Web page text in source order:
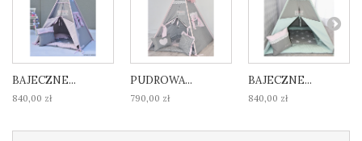
BAJECZNE...
840,00 zł
PUDROWA...
790,00 zł
BAJECZNE...
840,00 zł